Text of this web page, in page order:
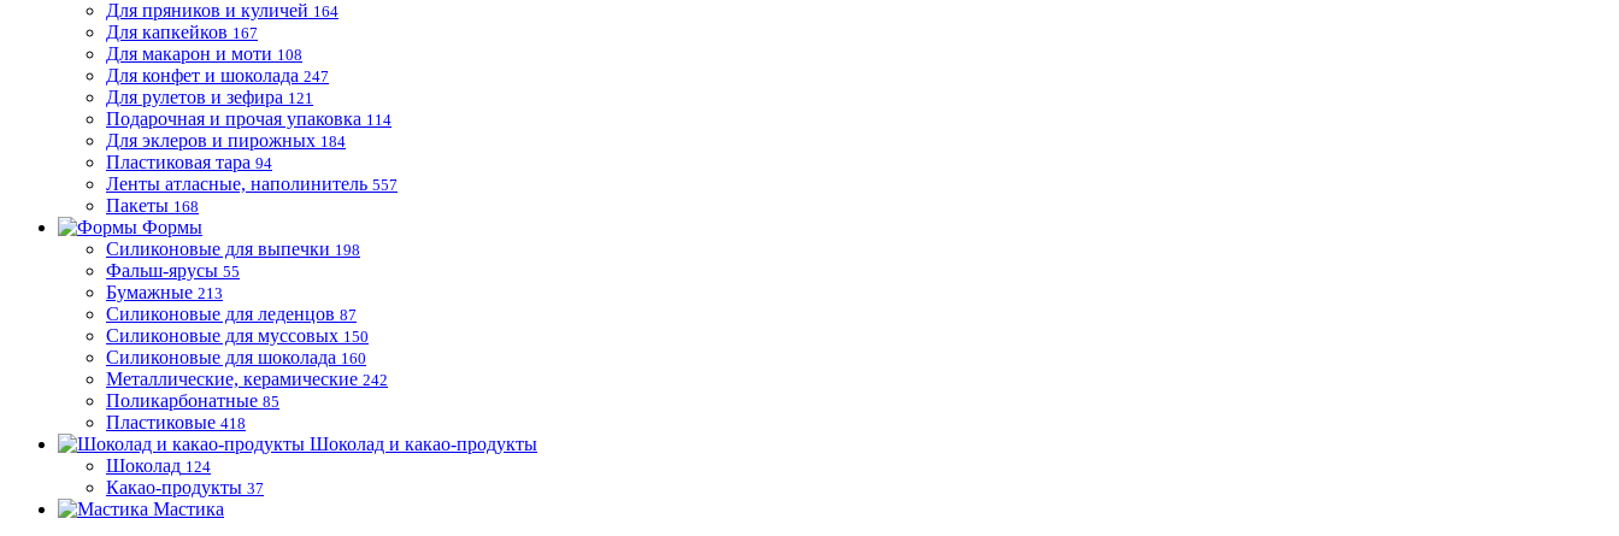
Для пряников и куличей 164
Для капкейков 167
Для макарон и моти 108
Для конфет и шоколада 247
Для рулетов и зефира 121
Подарочная и прочая упаковка 114
Для эклеров и пирожных 184
Пластиковая тара 94
Ленты атласные, наполинитель 557
Пакеты 168
Формы
Силиконовые для выпечки 198
Фальш-ярусы 55
Бумажные 213
Силиконовые для леденцов 87
Силиконовые для муссовых 150
Силиконовые для шоколада 160
Металлические, керамические 242
Поликарбонатные 85
Пластиковые 418
Шоколад и какао-продукты
Шоколад 124
Какао-продукты 37
Мастика